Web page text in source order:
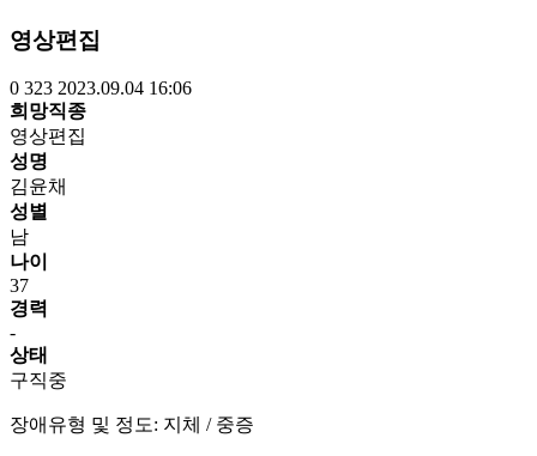
영상편집
0 323 2023.09.04 16:06
희망직종
영상편집
성명
김윤채
성별
남
나이
37
경력
-
상태
구직중
장애유형 및 정도: 지체 / 중증